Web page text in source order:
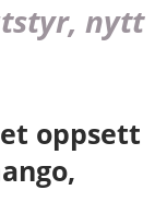
nytt
oppsett